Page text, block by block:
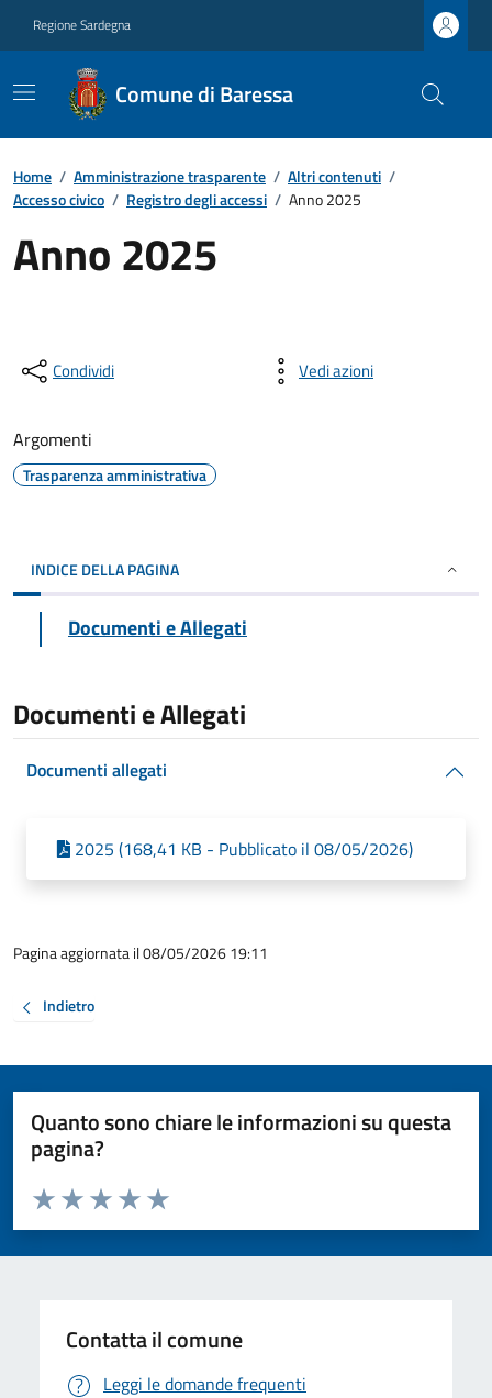
Regione Sardegna
Comune di Baressa
Home / Amministrazione trasparente / Altri contenuti /
Accesso civico / Registro degli accessi / Anno 2025
Anno 2025
Condividi Vedi azioni
Argomenti
Trasparenza amministrativa
INDICE DELLA PAGINA
Documenti e Allegati
Documenti e Allegati
Documenti allegati
2025 (168,41 KB - Pubblicato il 08/05/2026)
Pagina aggiornata il 08/05/2026 19:11
Indietro
Quanto sono chiare le informazioni su questa
pagina?
Valuta da 1 a 5 stelle la pagina
Valuta 5 stelle su 5
Valuta 4 stelle su 5
Valuta 3 stelle su 5
Valuta 2 stelle su 5
Valuta 1 stelle su 5
Contatta il comune
Leggi le domande frequenti